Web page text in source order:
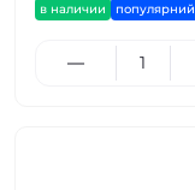
в наличии популярний